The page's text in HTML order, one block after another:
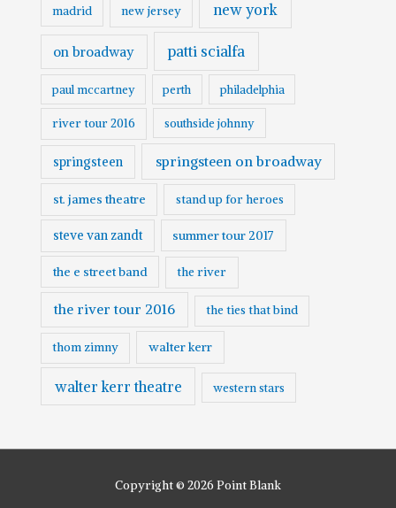
madrid new jersey new york
on broadway patti scialfa
paul mccartney perth philadelphia
river tour 2016 southside johnny
springsteen springsteen on broadway
st. james theatre stand up for heroes
steve van zandt summer tour 2017
the e street band the river
the river tour 2016 the ties that bind
thom zimny walter kerr
walter kerr theatre western stars
Copyright © 2026 Point Blank